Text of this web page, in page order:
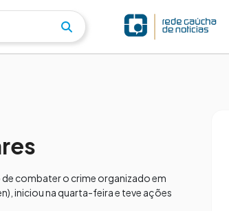
de combater o crime organizado em
iniciou na quarta-feira e teve ações